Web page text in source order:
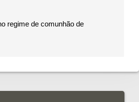
regime de comunhão de